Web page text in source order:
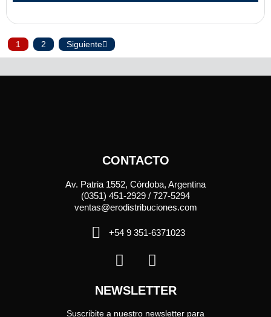
1 2 Siguiente
CONTACTO
Av. Patria 1552, Córdoba, Argentina
(0351) 451-2929 / 727-5294
ventas@erodistribuciones.com
+54 9 351-6371023
NEWSLETTER
Suscribite a nuestro newsletter para